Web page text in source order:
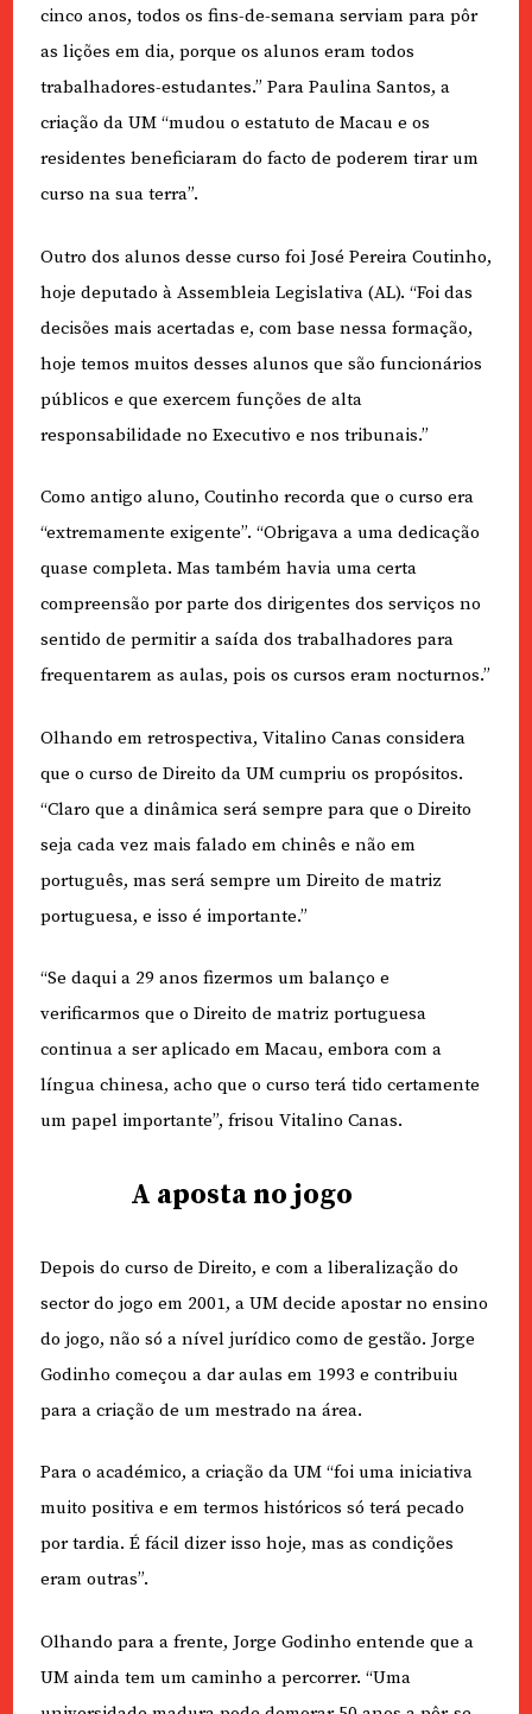
cinco anos, todos os fins-de-semana serviam para pôr
as lições em dia, porque os alunos eram todos
trabalhadores-estudantes.” Para Paulina Santos, a
criação da UM “mudou o estatuto de Macau e os
residentes beneficiaram do facto de poderem tirar um
curso na sua terra”.
Outro dos alunos desse curso foi José Pereira Coutinho,
hoje deputado à Assembleia Legislativa (AL). “Foi das
decisões mais acertadas e, com base nessa formação,
hoje temos muitos desses alunos que são funcionários
públicos e que exercem funções de alta
responsabilidade no Executivo e nos tribunais.”
Como antigo aluno, Coutinho recorda que o curso era
“extremamente exigente”. “Obrigava a uma dedicação
quase completa. Mas também havia uma certa
compreensão por parte dos dirigentes dos serviços no
sentido de permitir a saída dos trabalhadores para
frequentarem as aulas, pois os cursos eram nocturnos.”
Olhando em retrospectiva, Vitalino Canas considera
que o curso de Direito da UM cumpriu os propósitos.
“Claro que a dinâmica será sempre para que o Direito
seja cada vez mais falado em chinês e não em
português, mas será sempre um Direito de matriz
portuguesa, e isso é importante.”
“Se daqui a 29 anos fizermos um balanço e
verificarmos que o Direito de matriz portuguesa
continua a ser aplicado em Macau, embora com a
língua chinesa, acho que o curso terá tido certamente
um papel importante”, frisou Vitalino Canas.
A aposta no jogo
Depois do curso de Direito, e com a liberalização do
sector do jogo em 2001, a UM decide apostar no ensino
do jogo, não só a nível jurídico como de gestão. Jorge
Godinho começou a dar aulas em 1993 e contribuiu
para a criação de um mestrado na área.
Para o académico, a criação da UM “foi uma iniciativa
muito positiva e em termos históricos só terá pecado
por tardia. É fácil dizer isso hoje, mas as condições
eram outras”.
Olhando para a frente, Jorge Godinho entende que a
UM ainda tem um caminho a percorrer. “Uma